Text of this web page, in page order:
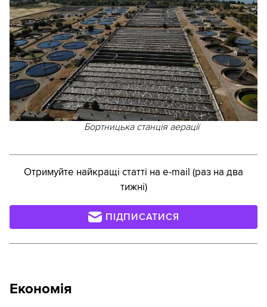
Бортницька станція аерації
Отримуйте найкращі статті на e-mail (раз на два
тижні)
ПІДПИСАТИСЯ
Економія